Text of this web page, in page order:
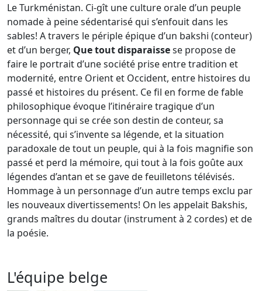
Le Turkménistan. Ci-gît une culture orale d’un peuple
nomade à peine sédentarisé qui s’enfouit dans les
sables! A travers le périple épique d’un bakshi (conteur)
et d’un berger, Que tout disparaissese propose de
faire le portrait d’une société prise entre tradition et
modernité, entre Orient et Occident, entre histoires du
passé et histoires du présent. Ce fil en forme de fable
philosophique évoque l’itinéraire tragique d’un
personnage qui se crée son destin de conteur, sa
nécessité, qui s’invente sa légende, et la situation
paradoxale de tout un peuple, qui à la fois magnifie son
passé et perd la mémoire, qui tout à la fois goûte aux
légendes d’antan et se gave de feuilletons télévisés.
Hommage à un personnage d’un autre temps exclu par
les nouveaux divertissements! On les appelait Bakshis,
grands maîtres du doutar (instrument à 2 cordes) et de
la poésie.
L'équipe belge